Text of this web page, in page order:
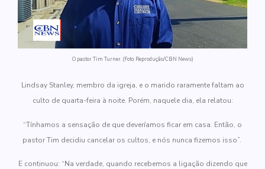
O pastor Tim Turner. (Foto: Reprodução/CBN News)
Lindsay Stanley, membro da igreja, e o marido raramente faltam ao
culto de quarta-feira à noite. Porém, naquele dia, ela relatou:
“Tínhamos a sensação de que deveríamos ficar em casa. Então, o
pastor Tim decidiu cancelar os cultos, e nós nunca fizemos isso”.
E continuou: “Na verdade, quando recebemos a ligação dizendo que